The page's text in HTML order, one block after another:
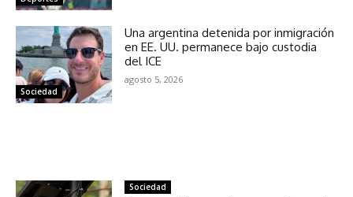
Sociedad
Una argentina detenida por inmigración
en EE. UU. permanece bajo custodia
del ICE
agosto 5, 2026
Sociedad